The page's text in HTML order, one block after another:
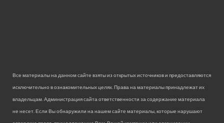
Все материалы на данном сайте взяты из открытых источников и предоставляются
исключительно в ознакомительных целях. Права на материалы принадлежат их
владельцам. Администрация сайта ответственности за содержание материала
не несет. Если Вы обнаружили на нашем сайте материалы, которые нарушают